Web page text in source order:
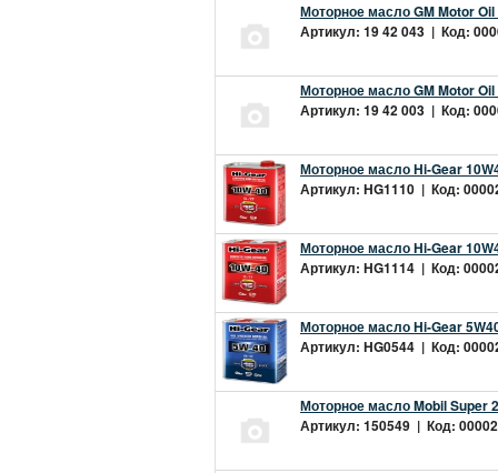
Моторное масло GM Motor Oil
Артикул: 19 42 043 | Код:
Моторное масло GM Motor
Артикул: 19 42 003 | Код:
Моторное масло Hi-Gear
Артикул: HG1110 | Код:
Моторное масло Hi-Gear
Артикул: HG1114 | Код:
Моторное масло Hi-Gear
Артикул: HG0544 | Код:
Моторное масло Mobil Super
Артикул: 150549 | Код: